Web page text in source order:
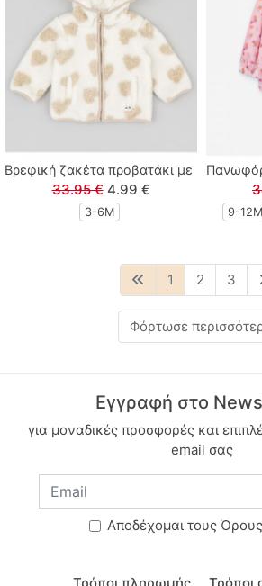
Βρεφική ζακέτα προβατάκι με print
33.95 € 4.99 €
3-6M 9-12Μ
1 2 3
Φόρτωσε
Εγγραφή στο
για μοναδικές προσφορές και
email σας
Aποδέχομαι τους